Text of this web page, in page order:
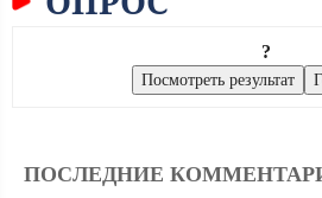
?
ПОСЛЕДНИЕ